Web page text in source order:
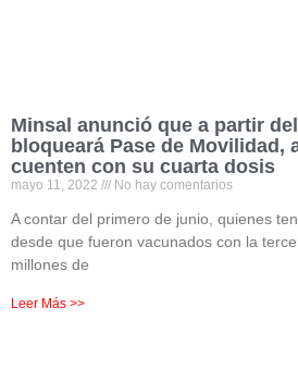
Minsal anunció que a partir
bloqueará Pase de Movilidad,
cuenten con su cuarta dosis
mayo 11, 2022 No hay comentarios
A contar del primero de junio, quienes
desde que fueron vacunados con la
millones de
Leer Más >>